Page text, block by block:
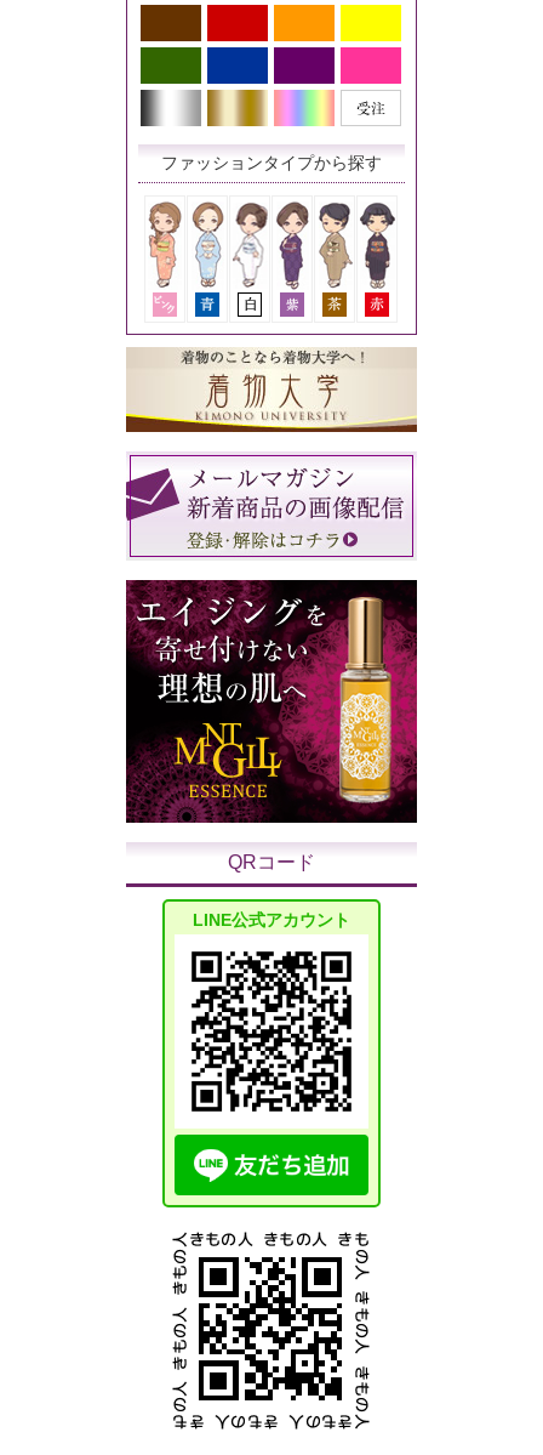
ファッションタイプから探す
QRコード
LINE公式アカウント